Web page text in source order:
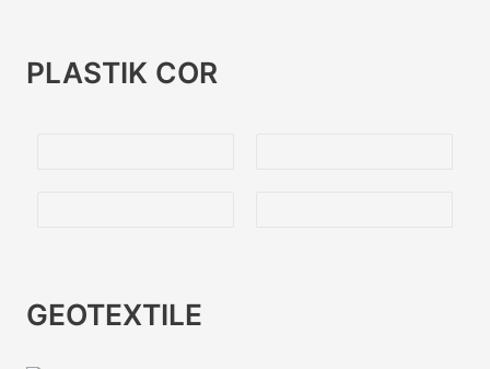
PLASTIK COR
GEOTEXTILE